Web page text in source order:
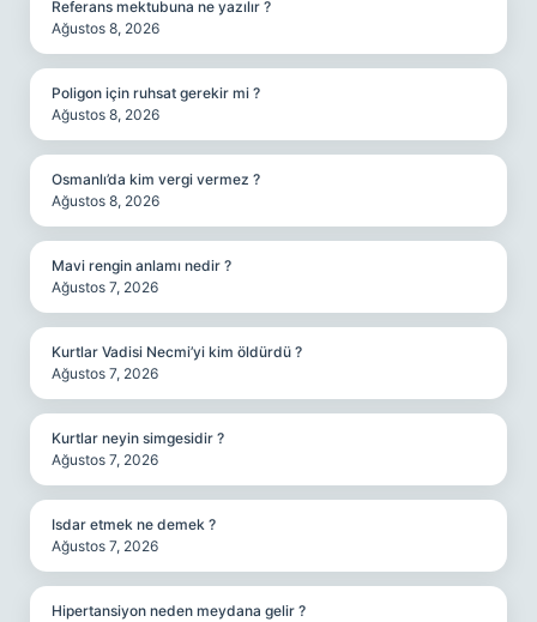
Referans mektubuna ne yazılır ?
Ağustos 8, 2026
Poligon için ruhsat gerekir mi ?
Ağustos 8, 2026
Osmanlı’da kim vergi vermez ?
Ağustos 8, 2026
Mavi rengin anlamı nedir ?
Ağustos 7, 2026
Kurtlar Vadisi Necmi’yi kim öldürdü ?
Ağustos 7, 2026
Kurtlar neyin simgesidir ?
Ağustos 7, 2026
Isdar etmek ne demek ?
Ağustos 7, 2026
Hipertansiyon neden meydana gelir ?